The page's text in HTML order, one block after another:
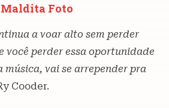
Maldita Foto
a voar alto sem perder
você perder essa oportunidade
música, vai se arrepender pra
Cooder.